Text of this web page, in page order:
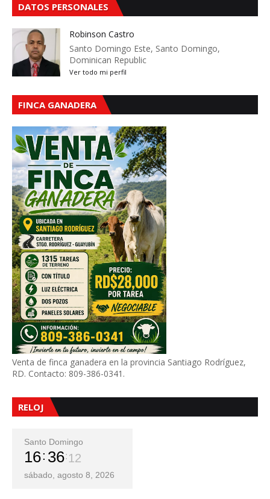
DATOS PERSONALES
Robinson Castro
Santo Domingo Este, Santo Domingo,
Dominican Republic
Ver todo mi perfil
FINCA GANADERA
Venta de finca ganadera en la provincia Santiago Rodríguez,
RD. Contacto: 809-386-0341.
RELOJ
Santo Domingo
16 36 14
sábado, agosto 8, 2026